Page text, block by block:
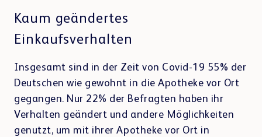
Webshop
Kaum geändertes
Einkaufsverhalten
Insgesamt sind in der Zeit von Covid-19 55% der
Deutschen wie gewohnt in die Apotheke vor Ort
gegangen. Nur 22% der Befragten haben ihr
Verhalten geändert und andere Möglichkeiten
genutzt, um mit ihrer Apotheke vor Ort in